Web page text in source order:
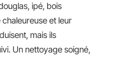
ipé, bois
et leur
mais ils
Un nettoyage soigné,